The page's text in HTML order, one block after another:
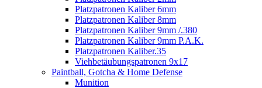
Platzpatronen Kaliber 6mm
Platzpatronen Kaliber 8mm
Platzpatronen Kaliber 9mm /.380
Platzpatronen Kaliber 9mm P.A.K.
Platzpatronen Kaliber.35
Viehbetäubungspatronen 9x17
Paintball, Gotcha & Home Defense
Munition